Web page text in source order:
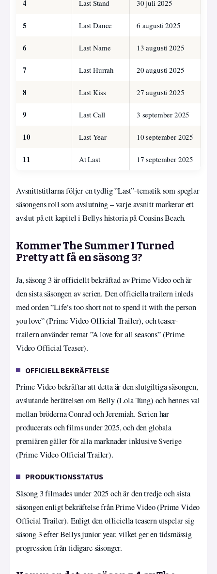
4 Last Stand 30 juli 2025
5 Last Dance 6 augusti 2025
6 Last Name 13 augusti 2025
7 Last Hurrah 20 augusti 2025
8 Last Kiss 27 augusti 2025
9 Last Call 3 september 2025
10 Last Year 10 september 2025
11 At Last 17 september 2025
Avsnittstitlarna följer en tydlig ”Last”-tematik som speglar
säsongens roll som avslutning – varje avsnitt markerar ett
avslut på ett kapitel i Bellys historia på Cousins Beach.
Kommer The Summer I Turned
Pretty att få en säsong 3?
Ja, säsong 3 är officiellt bekräftad av Prime Video och är
den sista säsongen av serien. Den officiella trailern inleds
med orden ”Life’s too short not to spend it with the person
you love” (Prime Video Official Trailer), och teaser-
trailern använder temat ”A love for all seasons” (Prime
Video Official Teaser).
OFFICIELL BEKRÄFTELSE
Prime Video bekräftar att detta är den slutgiltiga säsongen,
avslutande berättelsen om Belly (Lola Tung) och hennes val
mellan bröderna Conrad och Jeremiah. Serien har
producerats och films under 2025, och den globala
premiären gäller för alla marknader inklusive Sverige
(Prime Video Official Trailer).
PRODUKTIONSSTATUS
Säsong 3 filmades under 2025 och är den tredje och sista
säsongen enligt bekräftelse från Prime Video (Prime Video
Official Trailer). Enligt den officiella teasern utspelar sig
säsong 3 efter Bellys junior year, vilket ger en tidsmässig
progression från tidigare säsonger.